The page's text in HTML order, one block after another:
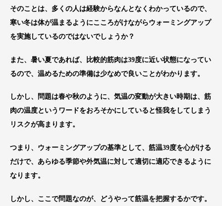
そのことは、多くの人は経験からなんとなくわかっているので、
寒い冬は体が温まるようにこころがけながらウォーミングアップ
を実施しているのではないでしょうか？
また、暑い夏であれば、比較的筋肉は39度に近い状態になってい
るので、温めるための準備は少なめで良いことがわかります。
しかし、問題は春や秋のように、気温の変動が大きい時期は、筋
肉の温度というワードをおろそかにしていると怪我をしてしまう
リスクが高まります。
つまり、ウォーミングアップの基準として、筋温39度を心がける
だけで、あらゆる季節や外気温に対して適切に適応できるように
なります。
しかし、ここで問題なのが、どうやって筋温を把握するかです。